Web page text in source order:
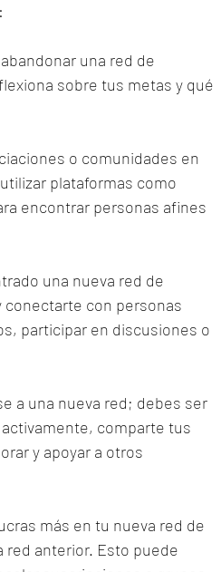
una red de
sobre tus metas y qué
o comunidades en
plataformas como
encontrar personas afines
una nueva red de
con personas
participar en discusiones o
a una nueva red; debes ser
comparte tus
y apoyar a otros
más en tu nueva red de
anterior. Esto puede